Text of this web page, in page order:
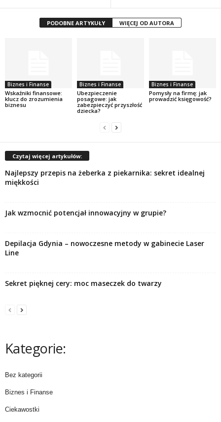
PODOBNE ARTYKUŁY WIĘCEJ OD AUTORA
Biznes i Finanse
Wskaźniki finansowe:
klucz do zrozumienia
biznesu
Biznes i Finanse
Ubezpieczenie
posagowe: jak
zabezpieczyć przyszłość
dziecka?
Biznes i Finanse
Pomysły na firmę: jak
prowadzić księgowość?
Czytaj więcej artykułów:
Najlepszy przepis na żeberka z piekarnika: sekret idealnej
miękkości
Jak wzmocnić potencjał innowacyjny w grupie?
Depilacja Gdynia – nowoczesne metody w gabinecie Laser
Line
Sekret pięknej cery: moc maseczek do twarzy
Kategorie:
Bez kategorii
Biznes i Finanse
Ciekawostki